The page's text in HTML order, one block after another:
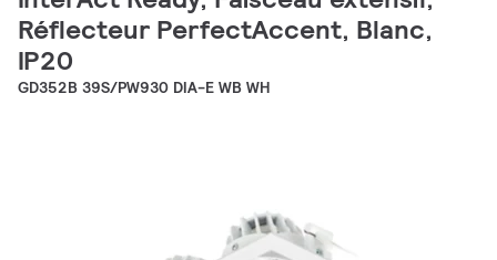
Réflecteur PerfectAccent, Blanc,
IP20
GD352B 39S/PW930 DIA-E WB WH